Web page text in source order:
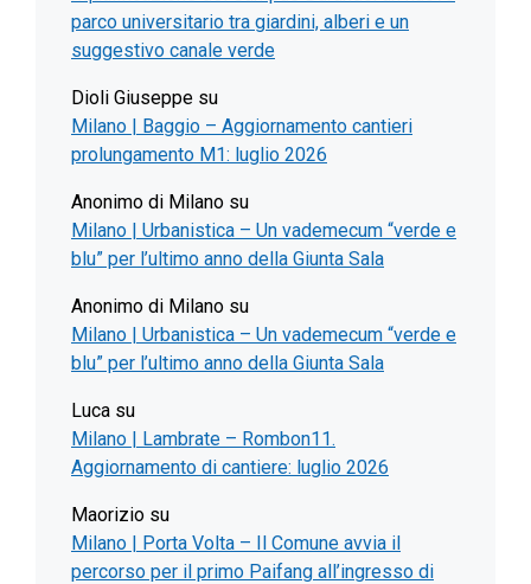
parco universitario tra giardini, alberi e un
suggestivo canale verde
Dioli Giuseppe su
Milano | Baggio – Aggiornamento cantieri
prolungamento M1: luglio 2026
Anonimo di Milano su
Milano | Urbanistica – Un vademecum “verde e
blu” per l’ultimo anno della Giunta Sala
Anonimo di Milano su
Milano | Urbanistica – Un vademecum “verde e
blu” per l’ultimo anno della Giunta Sala
Luca su
Milano | Lambrate – Rombon11.
Aggiornamento di cantiere: luglio 2026
Maorizio su
Milano | Porta Volta – Il Comune avvia il
percorso per il primo Paifang all’ingresso di